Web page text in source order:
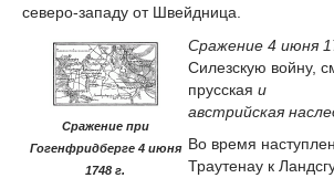
северо-западу от Швейдница.
Сражение при
Гогенфридберге 4 июня
1748 г.
Сражение 4 июня
Силезскую войну,
прусская и
австрийская насле
Во время
Траутенау к